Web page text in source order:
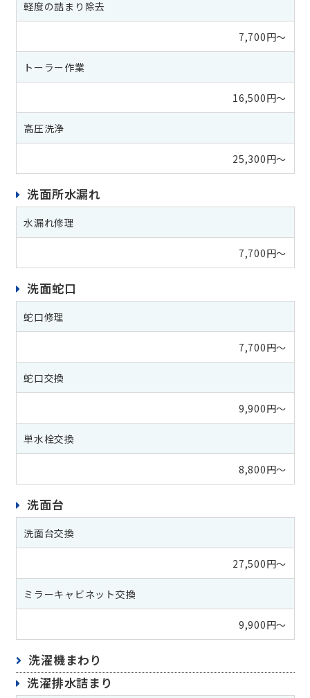
軽度の詰まり除去
7,700円～
トーラー作業
16,500円～
高圧洗浄
25,300円～
洗面所水漏れ
水漏れ修理
7,700円～
洗面蛇口
蛇口修理
7,700円～
蛇口交換
9,900円～
単水栓交換
8,800円～
洗面台
洗面台交換
27,500円～
ミラーキャビネット交換
9,900円～
洗濯機まわり
洗濯排水詰まり